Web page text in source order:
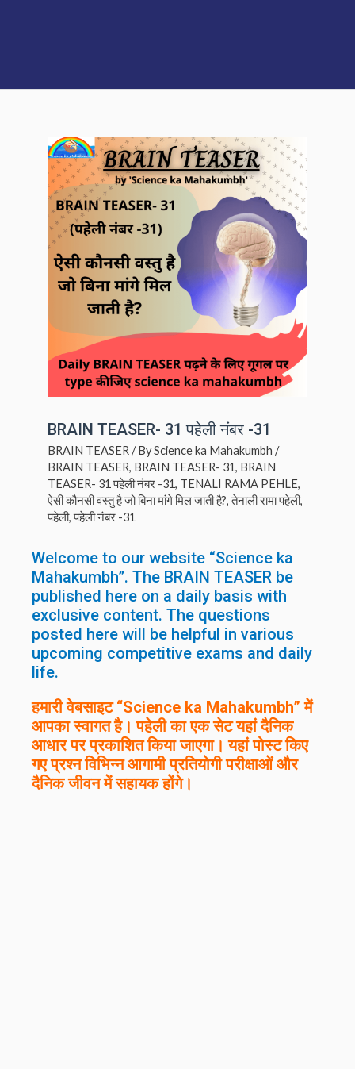
BRAIN TEASER- 31 पहेली नंबर -31
BRAIN TEASER/ ByScience ka Mahakumbh /
BRAIN TEASER, BRAIN TEASER- 31, BRAIN
TEASER- 31 पहेली नंबर -31, TENALI RAMA PEHLE,
ऐसी कौनसी वस्तु है जो बिना मांगे मिल जाती है?,तेनाली रामा पहेली,
पहेली,पहेली नंबर -31
Welcome to our website “Science ka
Mahakumbh”. The BRAIN TEASER be
published here on a daily basis with
exclusive content. The questions
posted here will be helpful in various
upcoming competitive exams and daily
life.
हमारी वेबसाइट “Science ka Mahakumbh” में
आपका स्वागत है। पहेली का एक सेट यहां दैनिक
आधार पर प्रकाशित किया जाएगा। यहां पोस्ट किए
गए प्रश्न विभिन्न आगामी प्रतियोगी परीक्षाओं और
दैनिक जीवन में सहायक होंगे।